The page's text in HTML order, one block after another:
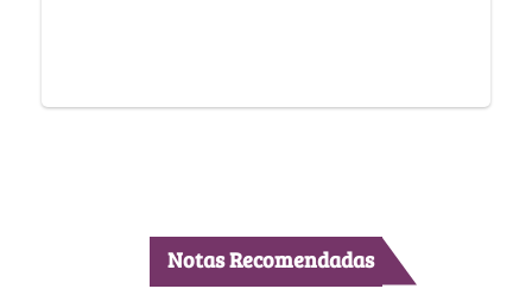
Notas Recomendadas